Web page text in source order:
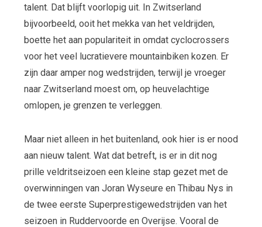
talent. Dat blijft voorlopig uit. In Zwitserland
bijvoorbeeld, ooit het mekka van het veldrijden,
boette het aan populariteit in omdat cyclocrossers
voor het veel lucratievere mountainbiken kozen. Er
zijn daar amper nog wedstrijden, terwijl je vroeger
naar Zwitserland moest om, op heuvelachtige
omlopen, je grenzen te verleggen.
Maar niet alleen in het buitenland, ook hier is er nood
aan nieuw talent. Wat dat betreft, is er in dit nog
prille veldritseizoen een kleine stap gezet met de
overwinningen van Joran Wyseure en Thibau Nys in
de twee eerste Superprestigewedstrijden van het
seizoen in Ruddervoorde en Overijse. Vooral de